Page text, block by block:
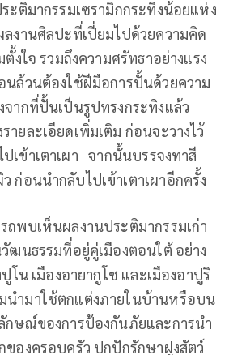
ะติมากรรมเซรามิกกระทิงน้อยแห่ง
งานศิลปะที่เปี่ยมไปด้วยความคิด
ตั้งใจ รวมถึงความศรัทธาอย่างแรง
นล้วนต้องใช้ฝีมือการปั้นด้วยความ
ากที่ปั้นเป็นรูปทรงกระทิงแล้ว
ายละเอียดเพิ่มเติม ก่อนจะวางไว้
เข้าเตาเผา จากนั้นบรรจงทาสี
ก่อนนำกลับไปเข้าเตาเผาอีกครั้ง
ถพบเห็นผลงานประติมากรรมเก่า
ฒนธรรมที่อยู่คู่เมืองตอนใต้ อย่าง
ปูโน เมืองอายากูโช และเมืองอาปูริ
นำมาใช้ตกแต่งภายในบ้านหรือบน
กษณ์ของการป้องกันภัยและการนำ
ของครอบครัว ปกปักรักษาฝูงสัตว์